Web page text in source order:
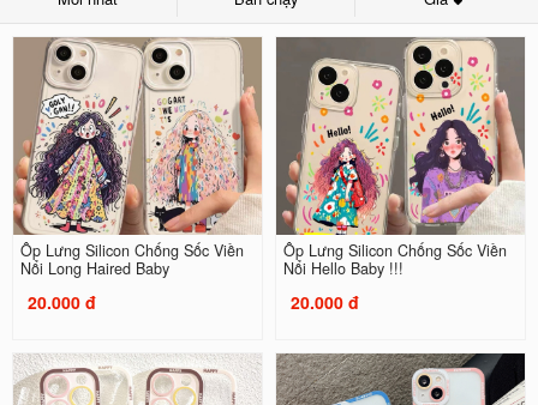
Ốp Lưng Silicon Chống Sốc Viền
Nổi Long Haired Baby
20.000 đ
Ốp Lưng Silicon Chống Sốc Viền
Nổi Hello Baby !!!
20.000 đ